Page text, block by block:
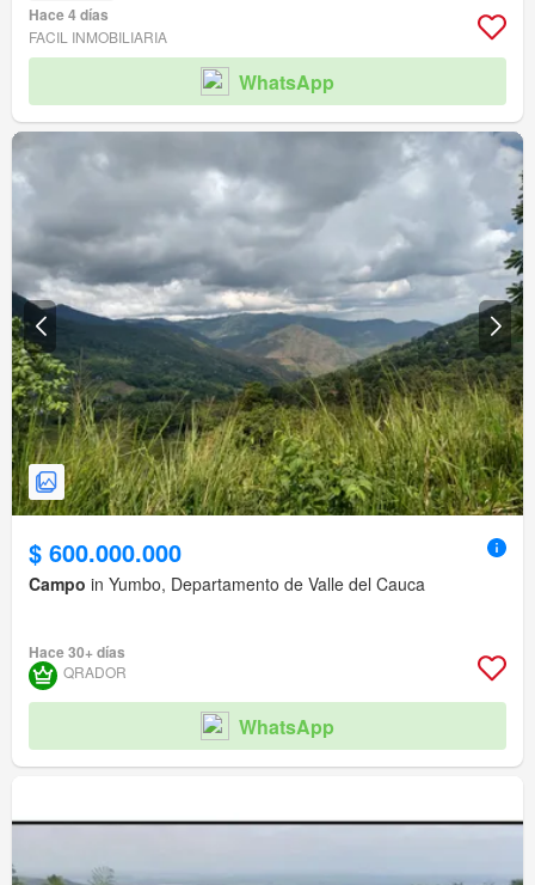
Hace 4 días
FACIL INMOBILIARIA
WhatsApp
$ 600.000.000
Campo in Yumbo, Departamento de Valle del Cauca
Hace 30+ días
QRADOR
WhatsApp